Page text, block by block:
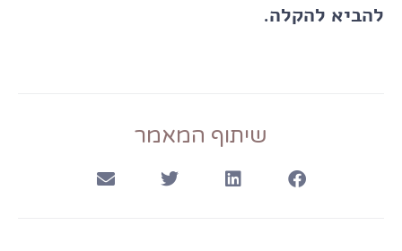
להביא להקלה.
שיתוף המאמר